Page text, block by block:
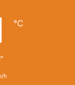
℃
h